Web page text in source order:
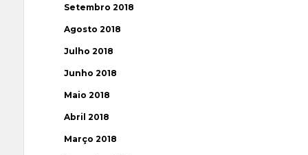
Setembro 2018
Agosto 2018
Julho 2018
Junho 2018
Maio 2018
Abril 2018
Março 2018